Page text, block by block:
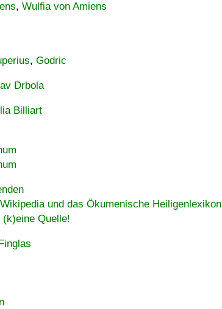
, Wulfia von Amiens
, Godric
Drbola
Billiart
Wikipedia und das Ökumenische Heiligenlexikon
Quelle!